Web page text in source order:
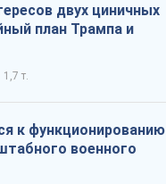
двух циничных
план Трампа и
1,7 т.
к функционированию
военного